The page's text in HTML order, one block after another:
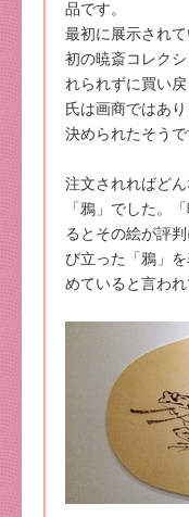
品です。
最初に展示され
初の暁斎コレク
れられずに買い
氏は画商ではあ
決められたそうで
注文されればど
「鴉」でした。
るとその絵が評
び立った「鴉」
めていると言わ